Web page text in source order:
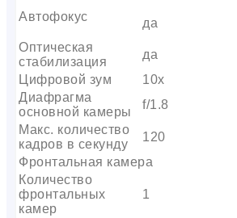
Автофокус
да
Оптическая
стабилизация
да
Цифровой зум
10x
Диафрагма
основной камеры
f/1.8
Макс. количество
кадров в секунду
120
Фронтальная камера
Количество
фронтальных
камер
1